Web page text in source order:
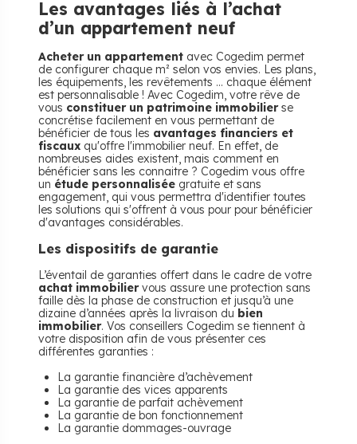
Les avantages liés à l’achat
d’un appartement neuf
Acheter un appartement avec Cogedim permet
de configurer chaque m² selon vos envies. Les plans,
les équipements, les revêtements ... chaque élément
est personnalisable ! Avec Cogedim, votre rêve de
vous constituer un patrimoine immobilierse
concrétise facilement en vous permettant de
bénéficier de tous les avantages financiers et
fiscaux qu'offre l'immobilier neuf. En effet, de
nombreuses aides existent, mais comment en
bénéficier sans les connaitre ? Cogedim vous offre
un étude personnalisée gratuite et sans
engagement, qui vous permettra d'identifier toutes
les solutions qui s'offrent à vous pour pour bénéficier
d'avantages considérables.
Les dispositifs de garantie
L’éventail de garanties offert dans le cadre de votre
achat immobiliervous assure une protection sans
faille dès la phase de construction et jusqu’à une
dizaine d’années après la livraison du bien
immobilier. Vos conseillers Cogedim se tiennent à
votre disposition afin de vous présenter ces
différentes garanties :
La garantie financière d’achèvement
La garantie des vices apparents
La garantie de parfait achèvement
La garantie de bon fonctionnement
La garantie dommages-ouvrage